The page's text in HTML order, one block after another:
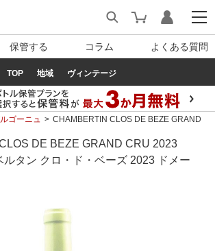
保管する コラム よくある質問
TOP 地域 ヴィンテージ
ゴーニュ CHAMBERTIN CLOS DE BEZE GRAND
DE BEZE GRAND CRU 2023
ルタン クロ・ド・ベーズ 2023 ドメー